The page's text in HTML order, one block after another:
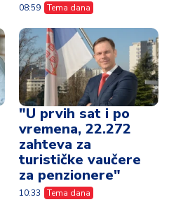
08:59 Tema dana
"U prvih sat i po
vremena, 22.272
zahteva za
turističke vaučere
za penzionere"
10:33 Tema dana